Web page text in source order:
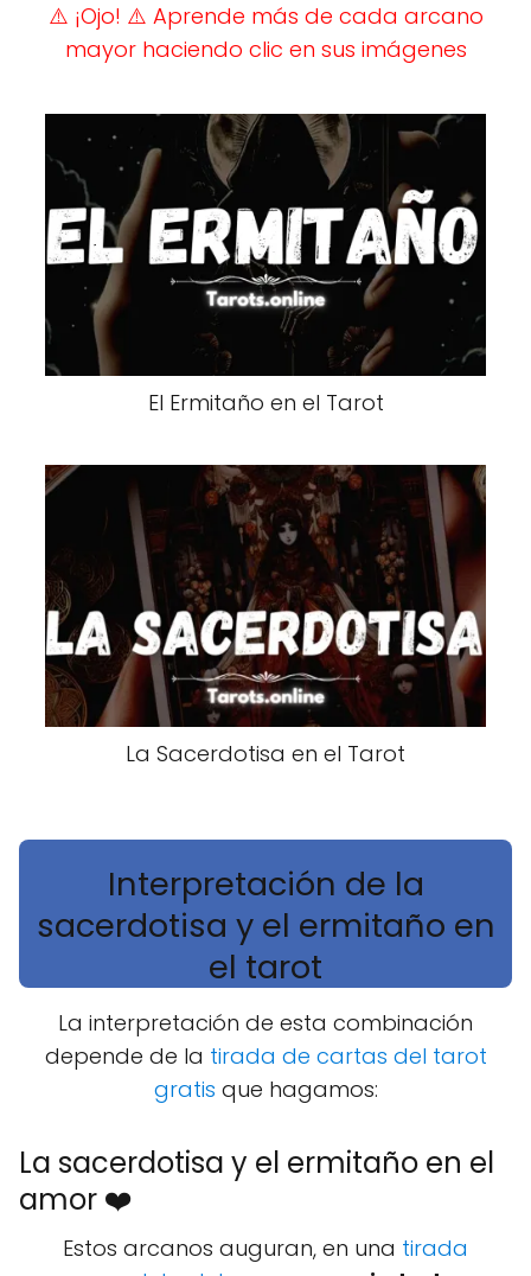
⚠️ ¡Ojo! ⚠️ Aprende más de cada arcano
mayor haciendo clic en sus imágenes
El Ermitaño en el Tarot
La Sacerdotisa en el Tarot
Interpretación de la
sacerdotisa y el ermitaño en
el tarot
La interpretación de esta combinación
depende de la tirada de cartas del tarot
gratis que hagamos:
La sacerdotisa y el ermitaño en el
amor ❤️
Estos arcanos auguran, en una tirada